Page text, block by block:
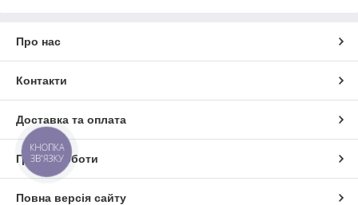
Про нас
Контакти
Доставка та оплата
Графік роботи
Повна версія сайту
КНОПКА
ЗВ'ЯЗКУ